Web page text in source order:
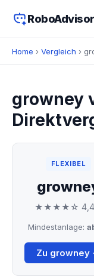
RoboAdvisor
Home › Vergleich ›
growney
FLEXIBEL
★★★★☆
Mindestanlage:
Zu growney